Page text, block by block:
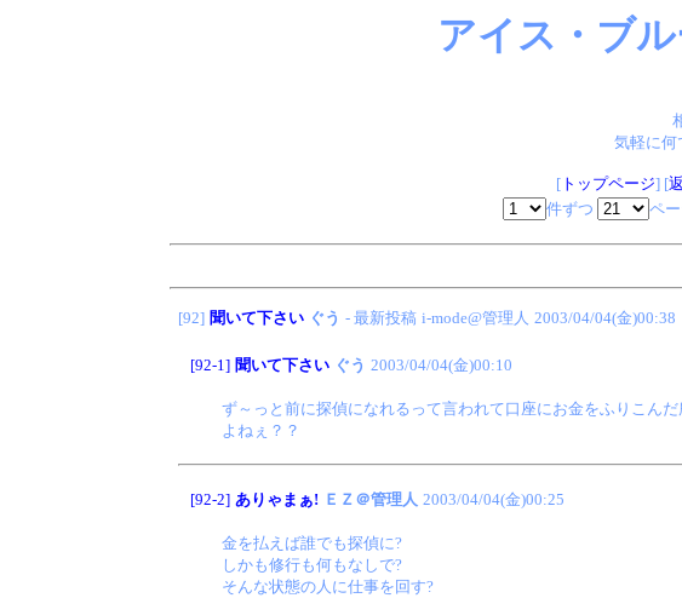
アイス・ブ
気軽に何
[トップページ] [
件ずつ
ペ
[92] 聞いて下さい ぐう - 最新投稿 i-mode@管理人 2003/04/04(金)00:38
[92-1] 聞いて下さい ぐう 2003/04/04(金)00:10
ず～っと前に探偵になれるって言われて口座にお金をふりこん
よねぇ？？
[92-2] ありゃまぁ! ＥＺ＠管理人 2003/04/04(金)00:25
金を払えば誰でも探偵に?
しかも修行も何もなしで?
そんな状態の人に仕事を回す?